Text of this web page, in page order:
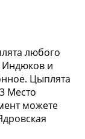
любого
Индюков и
Цыплята
Место
можете